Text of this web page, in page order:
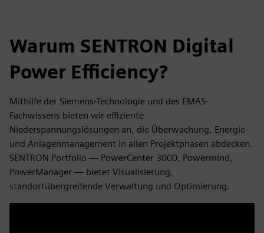
Warum SENTRON Digital
Power Efficiency?
Mithilfe der Siemens-Technologie und des EMAS-
Fachwissens bieten wir effiziente
Niederspannungslösungen an, die Überwachung, Energie-
und Anlagenmanagement in allen Projektphasen abdecken.
SENTRON Portfolio — PowerCenter 3000, Powermind,
PowerManager — bietet Visualisierung,
standortübergreifende Verwaltung und Optimierung.